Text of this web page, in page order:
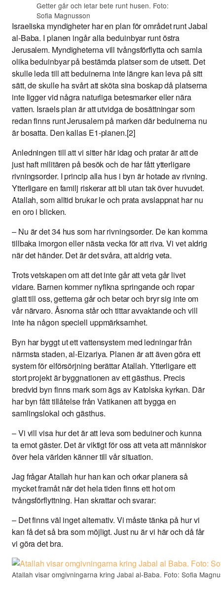
Getter går och letar bete runt husen. Foto:
Sofia Magnusson
Israeliska myndigheter har en plan för området runt Jabal
al-Baba. I planen ingår alla beduinbyar runt östra
Jerusalem. Myndigheterna vill tvångsförflytta och samla
olika beduinbyar på bestämda platser som de utsett. Det
skulle leda till att beduinerna inte längre kan leva på sitt
sätt, de skulle ha svårt att sköta sina boskap då platserna
inte ligger vid några naturliga betesmarker eller nära
vatten. Israels plan är att utvidga de bosättningar som
redan finns runt Jerusalem på marken där beduinerna nu
är bosatta. Den kallas E1-planen.[2]
Anledningen till att vi sitter här idag och pratar är att de
just haft militären på besök och de har fått ytterligare
rivningsorder. I princip alla hus i byn är hotade av rivning.
Ytterligare en familj riskerar att bli utan tak över huvudet.
Atallah, som alltid brukar le och prata avslappnat har nu
en oro i blicken.
– Nu är det 34 hus som har rivningsorder. De kan komma
tillbaka imorgon eller nästa vecka för att riva. Vi vet aldrig
när det händer. Det är det svåra, att aldrig veta.
Trots vetskapen om att det inte går att veta går livet
vidare. Barnen kommer nyfikna springande och ropar
glatt till oss, getterna går och betar och bryr sig inte om
vår närvaro. Åsnorna står och tittar avvaktande och vill
inte ha någon speciell uppmärksamhet.
Byn har byggt ut ett vattensystem med ledningar från
närmsta staden, al-Eizariya. Planen är att även göra ett
system för elförsörjning berättar Atallah. Ytterligare ett
stort projekt är byggnationen av ett gästhus. Precis
bredvid byn finns mark som ägs av Katolska kyrkan. Där
har byn fått tillåtelse från Vatikanen att bygga en
samlingslokal och gästhus.
– Vi vill visa hur det är att leva som beduiner och kunna
ta emot gäster. Det är viktigt för oss att veta att människor
över hela världen känner till vår situation.
Jag frågar Atallah hur han kan och orkar planera så
mycket framåt när det hela tiden finns ett hot om
tvångsförflyttning. Han skrattar och svarar:
– Det finns väl inget alternativ. Vi måste tänka på hur vi
kan få det så bra som möjligt. Just nu är vi här och då får
vi göra det bra.
Atallah visar omgivningarna kring Jabal al-Baba. Foto: Sofia